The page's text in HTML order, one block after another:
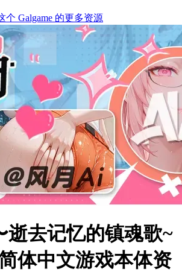
个 Galgame 的更多资源
逝去记忆的镇魂歌~
体中文游戏本体资